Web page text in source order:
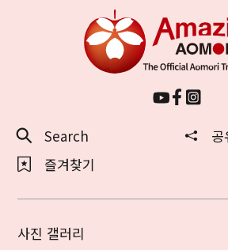
Search
공
즐겨찾기
사진 갤러리